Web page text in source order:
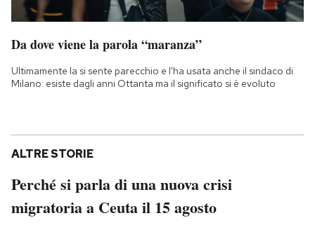
Da dove viene la parola “maranza”
Ultimamente la si sente parecchio e l'ha usata anche il sindaco di
Milano: esiste dagli anni Ottanta ma il significato si è evoluto
ALTRE STORIE
Perché si parla di una nuova crisi
migratoria a Ceuta il 15 agosto